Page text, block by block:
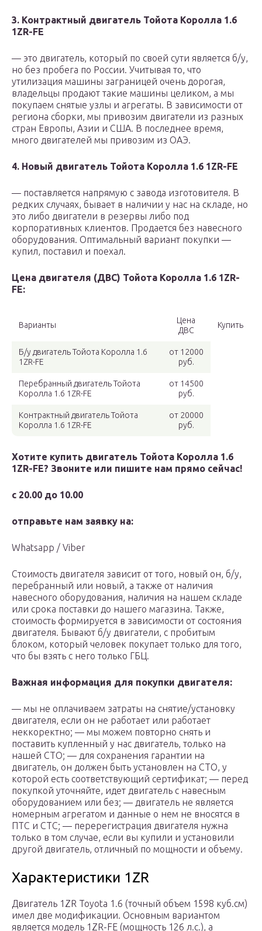
3. Контрактный двигатель Тойота Королла 1.6
1ZR-FE
— это двигатель, который по своей сути является б/у,
но без пробега по России. Учитывая то, что
утилизация машины заграницей очень дорогая,
владельцы продают такие машины целиком, а мы
покупаем снятые узлы и агрегаты. В зависимости от
региона сборки, мы привозим двигатели из разных
стран Европы, Азии и США. В последнее время,
много двигателей мы привозим из ОАЭ.
4. Новый двигатель Тойота Королла 1.6 1ZR-FE
— поставляется напрямую с завода изготовителя. В
редких случаях, бывает в наличии у нас на складе, но
это либо двигатели в резервы либо под
корпоративных клиентов. Продается без навесного
оборудования. Оптимальный вариант покупки —
купил, поставил и поехал.
Цена двигателя (ДВС) Тойота Королла 1.6 1ZR-
FE:
Варианты
Цена
ДВС
Купить
Б/у двигатель Тойота Королла 1.6
1ZR-FE
от 12000
руб.
Перебранный двигатель Тойота
Королла 1.6 1ZR-FE
от 14500
руб.
Контрактный двигатель Тойота
Королла 1.6 1ZR-FE
от 20000
руб.
Хотите купить двигатель Тойота Королла 1.6
1ZR-FE? Звоните или пишите нам прямо сейчас!
с 20.00 до 10.00
отправьте нам заявку на:
Whatsapp / Viber
Стоимость двигателя зависит от того, новый он, б/у,
перебранный или новый, а также от наличия
навесного оборудования, наличия на нашем складе
или срока поставки до нашего магазина. Также,
стоимость формируется в зависимости от состояния
двигателя. Бывают б/у двигатели, с пробитым
блоком, который человек покупает только для того,
что бы взять с него только ГБЦ.
Важная информация для покупки двигателя:
— мы не оплачиваем затраты на снятие/установку
двигателя, если он не работает или работает
неккоректно; — мы можем повторно снять и
поставить купленный у нас двигатель, только на
нашей СТО; — для сохранения гарантии на
двигатель, он должен быть установлен на СТО, у
которой есть соответствующий сертификат; — перед
покупкой уточняйте, идет двигатель с навесным
оборудованием или без; — двигатель не является
номерным агрегатом и данные о нем не вносятся в
ПТС и СТС; — перерегистрация двигателя нужна
только в том случае, если вы купили и установили
другой двигатель, отличный по мощности и объему.
Характеристики 1ZR
Двигатель 1ZR Toyota 1.6 (точный объем 1598 куб.см)
имел две модификации. Основным вариантом
является модель 1ZR-FE (мощность 126 л.с.), а